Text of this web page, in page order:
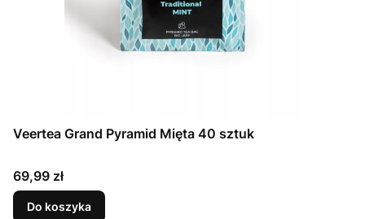
Veertea Grand Pyramid Mięta 40 sztuk
Cena
69,99 zł
Do koszyka